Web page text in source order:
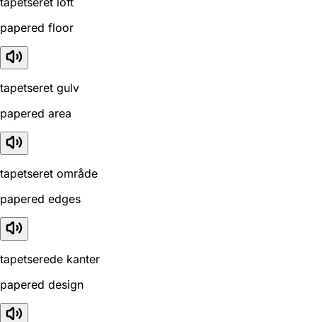
papered floor
tapetseret gulv
papered area
tapetseret område
papered edges
tapetserede kanter
papered design